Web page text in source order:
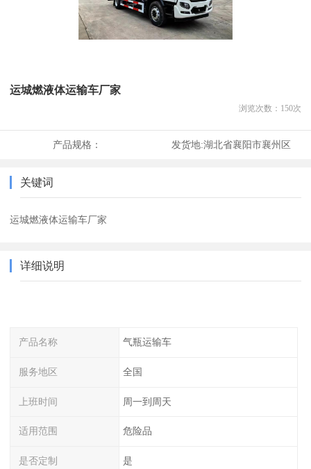
运城燃液体运输车厂家
浏览次数： 150次
产品规格： 发货地:湖北省襄阳市襄州区
关键词
运城燃液体运输车厂家
详细说明
产品名称 气瓶运输车
服务地区 全国
上班时间 周一到周天
适用范围 危险品
是否定制 是